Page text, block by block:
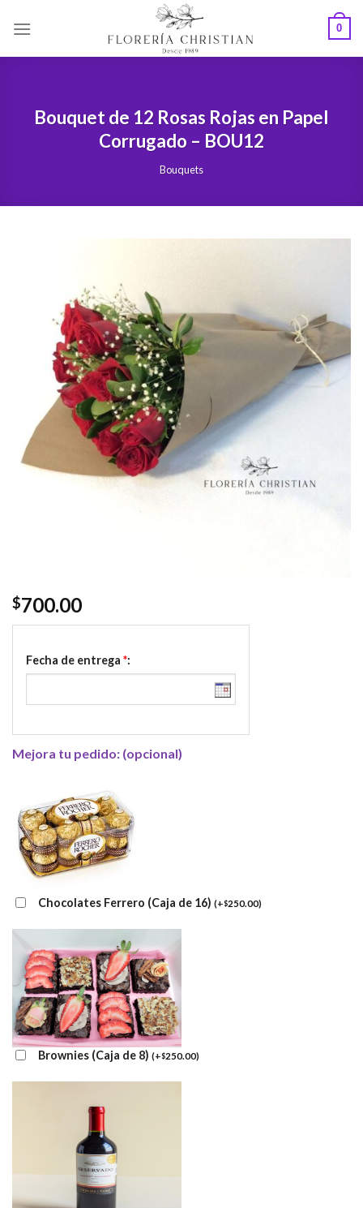
0
Bouquet de 12 Rosas Rojas en Papel
Corrugado – BOU12
Bouquets
$700.00
Fecha de entrega *:
Mejora tu pedido: (opcional)
Chocolates Ferrero (Caja de 16) (+$250.00)
Brownies (Caja de 8) (+$250.00)